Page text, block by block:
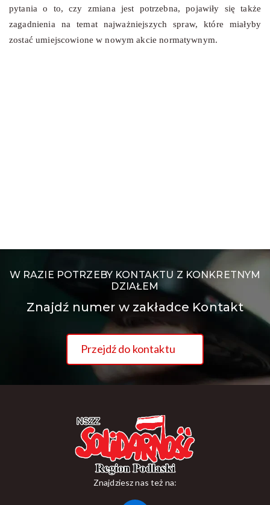
pytania o to, czy zmiana jest potrzebna, pojawiły się także
zagadnienia na temat najważniejszych spraw, które miałyby
zostać umiejscowione w nowym akcie normatywnym.
W RAZIE POTRZEBY KONTAKTU Z KONKRETNYM
DZIAŁEM
Znajdź numer w zakładce Kontakt
Przejdź do kontaktu
Znajdziesz nas też na: